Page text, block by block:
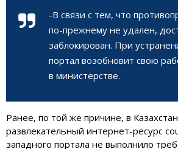
-В связи с тем, что
по-прежнему не удален,
заблокирован. При
портал возобновит свою
в министерстве.
Ранее, по той же причине, в
развлекательный интернет-ресурс
западного портала не выполнило